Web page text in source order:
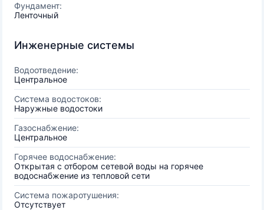
Фундамент:
Ленточный
Инженерные системы
Водоотведение:
Центральное
Система водостоков:
Наружные водостоки
Газоснабжение:
Центральное
Горячее водоснабжение:
Открытая с отбором сетевой воды на горячее
водоснабжение из тепловой сети
Система пожаротушения:
Отсутствует